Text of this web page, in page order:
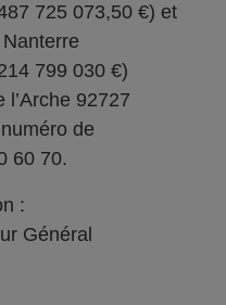
725 073,50 €) et
799 030 €)
l’Arche 92727
de
60 70.
:
Général